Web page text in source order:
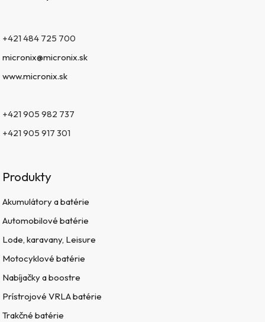
+421 484 725 700
micronix@micronix.sk
www.micronix.sk
+421 905 982 737
+421 905 917 301
Produkty
Akumulátory a batérie
Automobilové batérie
Lode, karavany, Leisure
Motocyklové batérie
Nabíjačky a boostre
Prístrojové VRLA batérie
Trakčné batérie